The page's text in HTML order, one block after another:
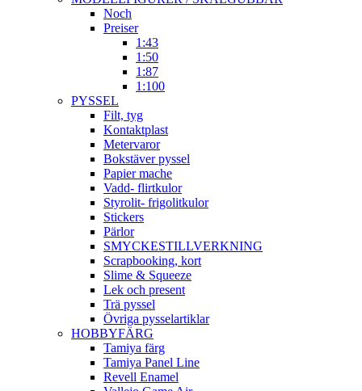
Noch
Preiser
1:43
1:50
1:87
1:100
PYSSEL
Filt, tyg
Kontaktplast
Metervaror
Bokstäver pyssel
Papier mache
Vadd- flirtkulor
Styrolit- frigolitkulor
Stickers
Pärlor
SMYCKESTILLVERKNING
Scrapbooking, kort
Slime & Squeeze
Lek och present
Trä pyssel
Övriga pysselartiklar
HOBBYFÄRG
Tamiya färg
Tamiya Panel Line
Revell Enamel